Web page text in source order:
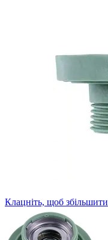
Клацніть, щоб збільшити